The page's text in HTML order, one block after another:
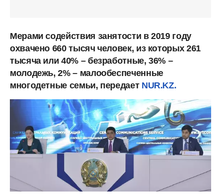
Мерами содействия занятости в 2019 году
охвачено 660 тысяч человек, из которых 261
тысяча или 40% – безработные, 36% –
молодежь, 2% – малообеспеченные
многодетные семьи, передаетNUR.KZ.